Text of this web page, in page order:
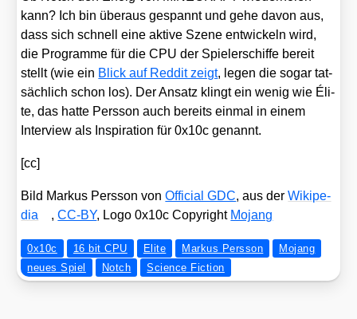
kann? Ich bin über­aus gespannt und gehe davon aus,
dass sich schnell eine akti­ve Sze­ne ent­wi­ckeln wird,
die Pro­gram­me für die CPU der Spie­ler­schif­fe bereit
stellt (wie ein Blick auf Red­dit zeigt, legen die sogar tat­
säch­lich schon los). Der Ansatz klingt ein wenig wie Éli­
te, das hat­te Pers­son auch bereits ein­mal in einem
Inter­view als Inspi­ra­ti­on für 0x10c genannt.
[cc]
Bild Mar­kus Pers­son vonOffi­ci­al GDC, aus derWiki­pe­
dia
,CC-BY, Logo 0x10c Copy­right Mojang
0x10c 16 bit CPU Elite Markus Persson
Mojang
neues Spiel
Notch Science Fiction